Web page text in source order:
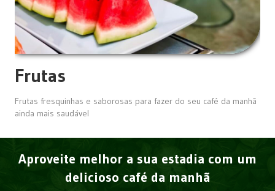
Frutas
Frutas fresquinhas e saborosas para fazer do seu café da manhã
ainda mais saudável
Aproveite melhor a sua estadia com um
delicioso café da manhã